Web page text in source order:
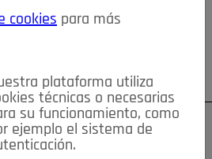
MIS ANUNCIOS CONTACTO
¿Olvidó su contraseña?
cookies para más
plataforma utiliza
técnicas o necesarias
su funcionamiento, como
ejemplo el sistema de